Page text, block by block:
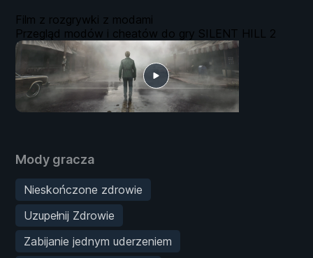
Mody gracza
Nieskończone zdrowie
Uzupełnij Zdrowie
Zabijanie jednym uderzeniem
Film z rozgrywki z modami
Przegląd modów i cheatów do gry SILENT HILL 2